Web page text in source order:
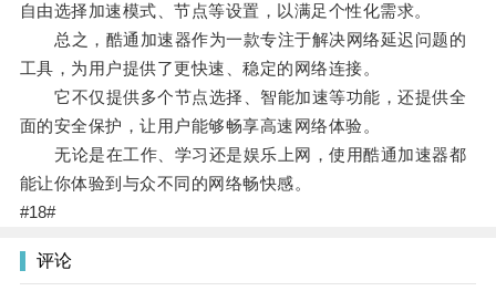
自由选择加速模式、节点等设置，以满足个性化需求。
总之，酷通加速器作为一款专注于解决网络延迟问题的
工具，为用户提供了更快速、稳定的网络连接。
它不仅提供多个节点选择、智能加速等功能，还提供全
面的安全保护，让用户能够畅享高速网络体验。
无论是在工作、学习还是娱乐上网，使用酷通加速器都
能让你体验到与众不同的网络畅快感。
#18#
评论